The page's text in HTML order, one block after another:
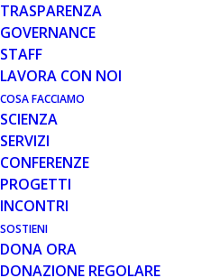
TRASPARENZA
GOVERNANCE
STAFF
LAVORA CON NOI
COSA FACCIAMO
SCIENZA
SERVIZI
CONFERENZE
PROGETTI
INCONTRI
SOSTIENI
DONA ORA
DONAZIONE REGOLARE
AREA CAD PP
28 FEB 2023
ORIENTARSI FRA
DISABILITÀ,
OPPORTUNITÀ:
PER LE PERSONE
MUSCOLARI E I